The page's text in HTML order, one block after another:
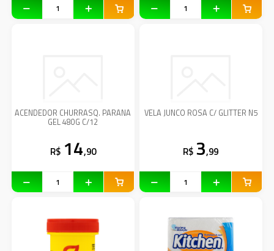
ACENDEDOR CHURRASQ. PARANA
GEL 480G C/12
R$ 14,90
VELA JUNCO ROSA C/ GLITTER N5
R$ 3,99